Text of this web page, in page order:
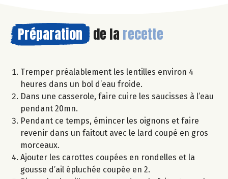
Préparation de la recette
Tremper préalablement les lentilles environ 4
heures dans un bol d’eau froide.
Dans une casserole, faire cuire les saucisses à l’eau
pendant 20mn.
Pendant ce temps, émincer les oignons et faire
revenir dans un faitout avec le lard coupé en gros
morceaux.
Ajouter les carottes coupées en rondelles et la
gousse d’ail épluchée coupée en 2.